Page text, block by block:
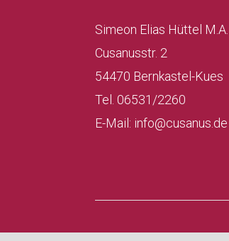
Simeon Elias Hüttel M.A.
Cusanusstr. 2
54470 Bernkastel-Kues
Tel. 06531/2260
E-Mail: info@cusanus.de